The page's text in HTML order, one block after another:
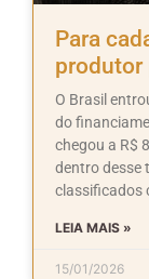
Para
produtor
O Brasil
do
chegou a R$
dentro desse
classificados
LEIA MAIS »
15/01/2026